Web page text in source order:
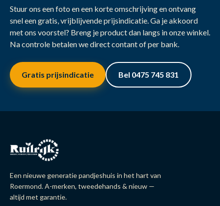
Stuur ons een foto en een korte omschrijving en ontvang
snel een gratis, vrijblijvende prijsindicatie. Ga je akkoord
met ons voorstel? Breng je product dan langs in onze winkel.
Na controle betalen we direct contant of per bank.
Gratis prijsindicatie Bel 0475 745 831
Een nieuwe generatie pandjeshuis in het hart van
Roermond. A-merken, tweedehands & nieuw —
altijd met garantie.